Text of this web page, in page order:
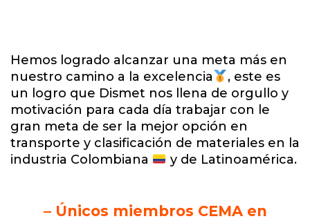
Hemos logrado alcanzar una meta más en
nuestro camino a la excelencia
, este es
un logro que Dismet nos llena de orgullo y
motivación para cada día trabajar con le
gran meta de ser la mejor opción en
transporte y clasificación de materiales en la
industria Colombiana
y de Latinoamérica.
– Únicos miembros CEMA en